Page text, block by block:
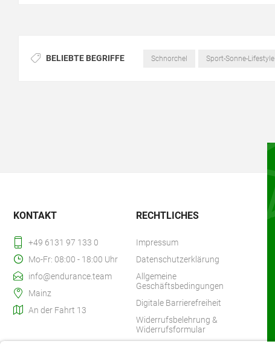
BELIEBTE BEGRIFFE Schnorchel Sport-Sonne-Lifestyle
KONTAKT
+49 6131 97 133 0
Mo-Fr: 08:00 - 18:00 Uhr
info@endurance.team
Mainz
An der Fahrt 13
RECHTLICHES
Impressum
Datenschutzerklärung
Allgemeine
Geschäftsbedingungen
Digitale Barrierefreiheit
Widerrufsbelehrung &
Widerrufsformular